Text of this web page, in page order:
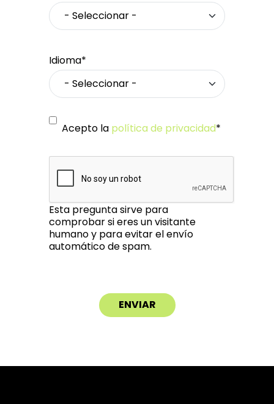
Idioma*
Acepto la política de privacidad*
Esta pregunta sirve para
comprobar si eres un visitante
humano y para evitar el envío
automático de spam.